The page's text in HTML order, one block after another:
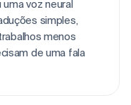
voz neural
simples,
menos
de uma fala